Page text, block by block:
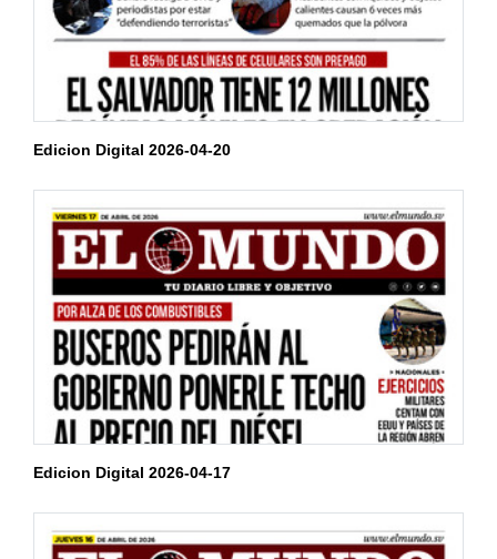
Edicion Digital 2026-04-20
Edicion Digital 2026-04-17